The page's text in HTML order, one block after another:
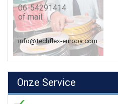
06-54291414
of mail:
info@techflex-europa.com
Onze Service